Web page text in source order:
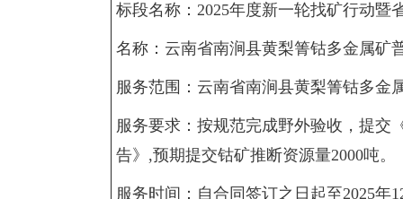
标段名称：2025年度新一轮找矿行动暨
名称：云南省南涧县黄梨箐钴多金属矿
服务范围：云南省南涧县黄梨箐钴多金
服务要求：按规范完成野外验收，提交
告》,预期提交钴矿推断资源量2000吨。
服务时间：自合同签订之日起至2025年